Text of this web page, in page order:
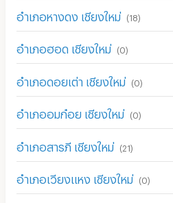
อำเภอหางดง เชียงใหม่ (18)
อำเภอฮอด เชียงใหม่ (0)
อำเภอดอยเต่า เชียงใหม่ (0)
อำเภออมก๋อย เชียงใหม่ (0)
อำเภอสารภี เชียงใหม่ (21)
อำเภอเวียงแหง เชียงใหม่ (0)